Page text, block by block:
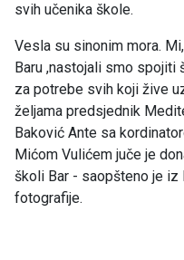
svih učenika škole.
Vesla su sinonim mora.
Baru ,nastojali smo
za potrebe svih koji žive
željama predsjednik
Baković Ante sa
Mićom Vulićem juče je
školi Bar - saopšteno je iz
fotografije.